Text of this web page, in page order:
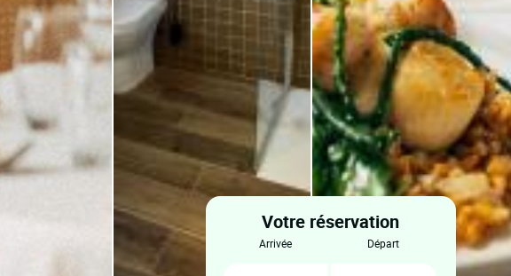
Votre réservation
arrivée départ